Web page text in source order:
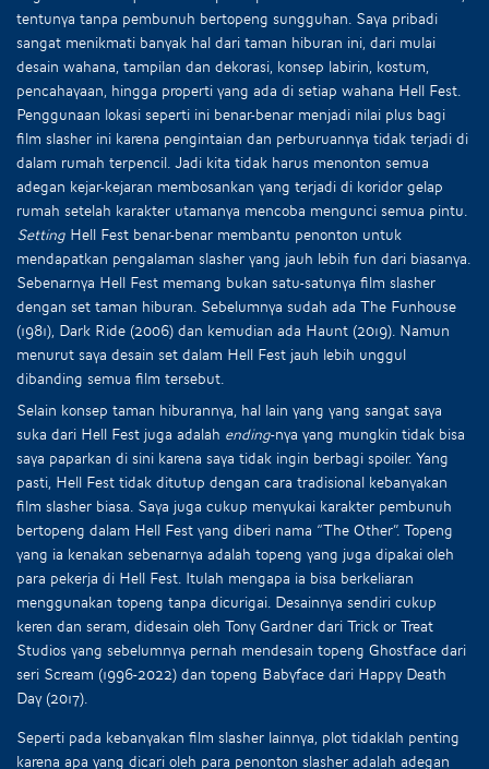
tentunya tanpa pembunuh bertopeng sungguhan. Saya pribadi
sangat menikmati banyak hal dari taman hiburan ini, dari mulai
desain wahana, tampilan dan dekorasi, konsep labirin, kostum,
pencahayaan, hingga properti yang ada di setiap wahana Hell Fest.
Penggunaan lokasi seperti ini benar-benar menjadi nilai plus bagi
film slasher ini karena pengintaian dan perburuannya tidak terjadi di
dalam rumah terpencil. Jadi kita tidak harus menonton semua
adegan kejar-kejaran membosankan yang terjadi di koridor gelap
rumah setelah karakter utamanya mencoba mengunci semua pintu.
Setting Hell Fest benar-benar membantu penonton untuk
mendapatkan pengalaman slasher yang jauh lebih fun dari biasanya.
Sebenarnya Hell Fest memang bukan satu-satunya film slasher
dengan set taman hiburan. Sebelumnya sudah ada The Funhouse
(1981), Dark Ride (2006) dan kemudian ada Haunt (2019). Namun
menurut saya desain set dalam Hell Fest jauh lebih unggul
dibanding semua film tersebut.
Selain konsep taman hiburannya, hal lain yang yang sangat saya
suka dari Hell Fest juga adalah ending-nya yang mungkin tidak bisa
saya paparkan di sini karena saya tidak ingin berbagi spoiler. Yang
pasti, Hell Fest tidak ditutup dengan cara tradisional kebanyakan
film slasher biasa. Saya juga cukup menyukai karakter pembunuh
bertopeng dalam Hell Fest yang diberi nama “The Other”. Topeng
yang ia kenakan sebenarnya adalah topeng yang juga dipakai oleh
para pekerja di Hell Fest. Itulah mengapa ia bisa berkeliaran
menggunakan topeng tanpa dicurigai. Desainnya sendiri cukup
keren dan seram, didesain oleh Tony Gardner dari Trick or Treat
Studios yang sebelumnya pernah mendesain topeng Ghostface dari
seri Scream (1996-2022) dan topeng Babyface dari Happy Death
Day (2017).
Seperti pada kebanyakan film slasher lainnya, plot tidaklah penting
karena apa yang dicari oleh para penonton slasher adalah adegan